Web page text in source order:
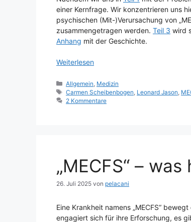
einer Kernfrage. Wir konzentrieren uns
psychischen (Mit-)Verursachung von
zusammengetragen werden. Teil 3 wird
Anhang mit der Geschichte.
Weiterlesen
Kategorien
Allgemein Medizin
Schlagwörter
Carmen Scheibenbogen Leonard Jason
2 Kommentare
„MECFS“ –
26. Juli 2025 von pelacani
Eine Krankheit namens „MECFS“
engagiert sich für ihre Erforschung, es